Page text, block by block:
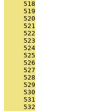
     518
     519
     520
     521
     522
     523
     524
     525
     526
     527
     528
     529
     530
     531
     532